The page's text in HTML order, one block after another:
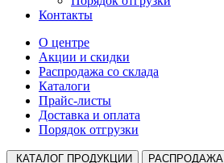
Контакты
О центре
Акции и скидки
Распродажа со склада
Каталоги
Прайс-листы
Доставка и оплата
Порядок отгрузки
КАТАЛОГ ПРОДУКЦИИ РАСПРОДАЖА